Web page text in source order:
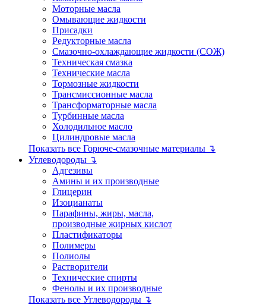
Моторные масла
Омывающие жидкости
Присадки
Редукторные масла
Смазочно-охлаждающие жидкости (СОЖ)
Техническая смазка
Технические масла
Тормозные жидкости
Трансмиссионные масла
Трансформаторные масла
Турбинные масла
Холодильное масло
Цилиндровые масла
Показать все Горюче-смазочные материалы ↴
Углеводороды ↴
Адгезивы
Амины и их производные
Глицерин
Изоцианаты
Парафины, жиры, масла,
производные жирных кислот
Пластификаторы
Полимеры
Полиолы
Растворители
Технические спирты
Фенолы и их производные
Показать все Углеводороды ↴